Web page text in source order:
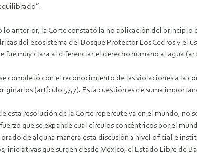
lo anterior, la Corte constató la no aplicación del principio
del ecosistema del Bosque Protector Los Cedros y el
fue muy clara al diferenciar el derecho humano al agua
completó con el reconocimiento de las violaciones a la
(artículo 57,7). Esta cuestión es de suma
esta resolución de la Corte repercute ya en el mundo,
que se expande cual círculos concéntricos por el
de alguna manera esta discusión a nivel oficial e
iniciativas que surgen desde México, el Estado Libre de